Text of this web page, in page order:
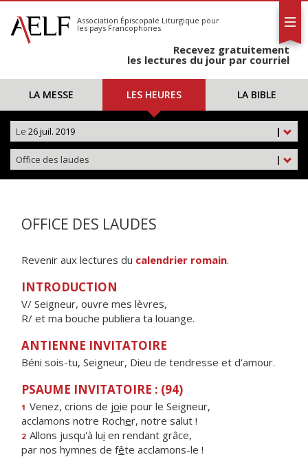
S'abonner
Calendrier
Association Épiscopale Liturgique pour
les pays Francophones
Recevez gratuitement
les lectures du jour par courriel
LA MESSE LES HEURES LA BIBLE
|
Le 26 juil. 2019
|
Office des laudes
OFFICE DES LAUDES
Revenir aux lectures du calendrier romain.
INTRODUCTION
V/ Seigneur, ouvre mes lèvres,
R/ et ma bouche publiera ta louange.
ANTIENNE INVITATOIRE
Béni sois-tu, Seigneur, Dieu de tendresse et d’amour.
PSAUME INVITATOIRE : (94)
1 Venez, crions de joie pour le Seigneur,
acclamons notre Rocher, notre salut !
2 Allons jusqu'à lui en rendant grâce,
par nos hymnes de fête acclamons-le !